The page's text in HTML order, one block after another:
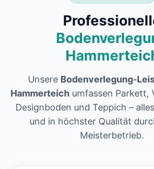
Unsere Bodenverlegung-
Hammerteich umfassen Parkett,
Designboden und Teppich –
und in höchster Qualität
Meisterbetrieb.